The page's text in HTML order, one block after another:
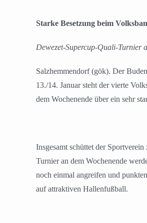
Starke Besetzung beim
Dewezet-Supercup-Quali-Turnier
Salzhemmendorf (gök). Der
13./14. Januar steht der vierte
dem Wochenende über ein sehr
Insgesamt schüttet der
Turnier an dem Wochenende
noch einmal angreifen und
auf attraktiven Hallenfußball.